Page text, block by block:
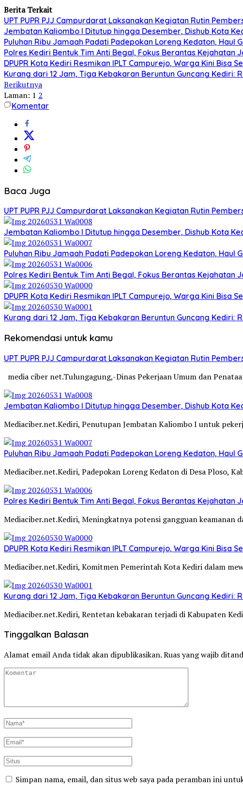
Berita Terkait
UPT PUPR PJJ Campurdarat Laksanakan Kegiatan Rutin
Jembatan Kaliombo I Ditutup hingga Desember, Dishub Kota
Puluhan Ribu Jamaah Padati Padepokan Loreng Kedaton, Haul
Polres Kediri Bentuk Tim Anti Begal, Fokus Berantas Kejahatan
DPUPR Kota Kediri Resmikan IPLT Campurejo, Warga Kini Bisa
Kurang dari 12 Jam, Tiga Kebakaran Beruntun Guncang Kediri:
Berikutnya
Laman: 1 2
Komentar
Baca Juga
UPT PUPR PJJ Campurdarat Laksanakan Kegiatan Rutin
Jembatan Kaliombo I Ditutup hingga Desember, Dishub Kota
Puluhan Ribu Jamaah Padati Padepokan Loreng Kedaton, Haul
Polres Kediri Bentuk Tim Anti Begal, Fokus Berantas Kejahatan
DPUPR Kota Kediri Resmikan IPLT Campurejo, Warga Kini Bisa
Kurang dari 12 Jam, Tiga Kebakaran Beruntun Guncang Kediri:
Rekomendasi untuk kamu
UPT PUPR PJJ Campurdarat Laksanakan Kegiatan Rutin
media ciber net.Tulungagung,-Dinas Pekerjaan Umum dan
Jembatan Kaliombo I Ditutup hingga Desember, Dishub Kota
Mediaciber.net.Kediri, Penutupan Jembatan Kaliombo I untuk
Puluhan Ribu Jamaah Padati Padepokan Loreng Kedaton, Haul
Mediaciber.net.Kediri, Padepokan Loreng Kedaton di Desa Ploso,
Polres Kediri Bentuk Tim Anti Begal, Fokus Berantas Kejahatan
Mediaciber.net.Kediri, Meningkatnya potensi gangguan
DPUPR Kota Kediri Resmikan IPLT Campurejo, Warga Kini Bisa
Mediaciber.net.Kediri, Komitmen Pemerintah Kota Kediri dalam
Kurang dari 12 Jam, Tiga Kebakaran Beruntun Guncang Kediri:
Mediaciber.net.Kediri, Rentetan kebakaran terjadi di Kabupaten
Tinggalkan Balasan
Alamat email Anda tidak akan dipublikasikan.Ruas yang wajib
Simpan nama, email, dan situs web saya pada peramban ini